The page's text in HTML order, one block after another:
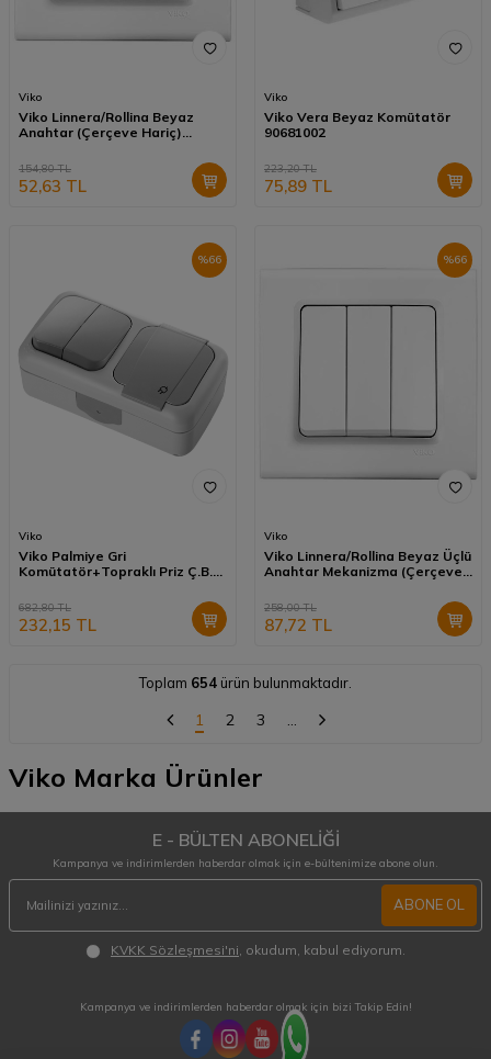
Viko
Viko Linnera/Rollina Beyaz
Anahtar (Çerçeve Hariç)
154,80TL
52,63 TL
Viko
Viko Vera Beyaz Komütatör
90681002
223,20TL
75,89 TL
%66
Viko
Viko Palmiye Gri
Komütatör+Topraklı Priz Ç.B.
682,80TL
232,15 TL
%66
Viko
Viko Linnera/Rollina Beyaz Üçlü
Anahtar Mekanizma (Çerçeve
258,00TL
87,72 TL
Toplam 654 ürün bulunmaktadır.
1 2 3 …
Viko Marka Ürünler
E - BÜLTEN ABONELİĞİ
Kampanya ve indirimlerden haberdar olmak için e-bültenimize abone olun.
ABONE OL
KVKK Sözleşmesi'ni , okudum, kabul ediyorum.
Kampanya ve indirimlerden haberdar olmak için bizi Takip Edin!